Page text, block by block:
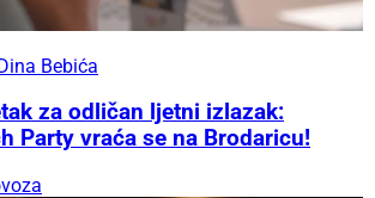
Bebića
za odličan ljetni izlazak:
Party vraća se na Brodaricu!